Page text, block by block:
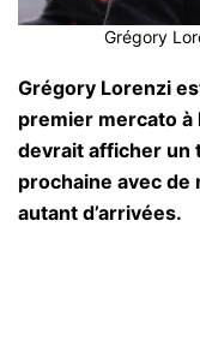
Grégory
Grégory Lorenzi
premier mercato à
devrait afficher un
prochaine avec
autant d’arrivées.